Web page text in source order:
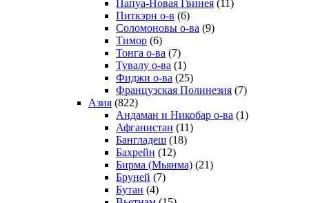
Папуа-Новая Гвинея (11)
Питкэрн о-в (6)
Соломоновы о-ва (9)
Тимор (6)
Тонга о-ва (7)
Тувалу о-ва (1)
Фиджи о-ва (25)
Французская Полинезия (7)
Азия (822)
Андаман и Никобар о-ва (1)
Афганистан (11)
Бангладеш (18)
Бахрейн (12)
Бирма (Мьянма) (21)
Бруней (7)
Бутан (4)